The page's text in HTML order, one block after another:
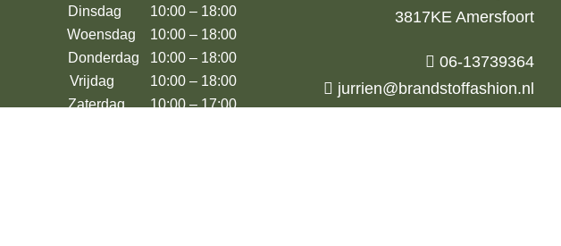
Dinsdag 10:00 – 18:00
Woensdag 10:00 – 18:00
Donderdag 10:00 – 18:00
Vrijdag 10:00 – 18:00
Zaterdag 10:00 – 17:00
3817KE Amersfoort
06-13739364
jurrien@brandstoffashion.nl